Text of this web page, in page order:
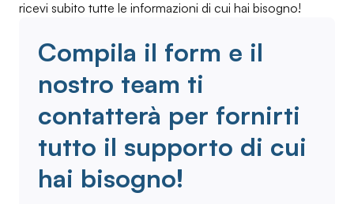
ricevi subito tutte le informazioni di cui hai bisogno!
Compila il form e il
nostro team ti
contatterà per fornirti
tutto il supporto di cui
hai bisogno!